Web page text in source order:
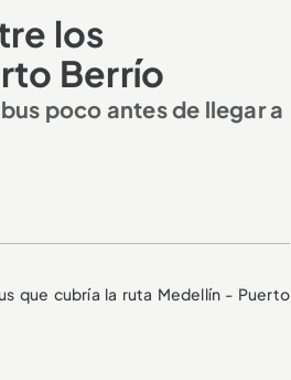
los
Berrío
poco antes de llegar a
que cubría la ruta Medellín - Puerto